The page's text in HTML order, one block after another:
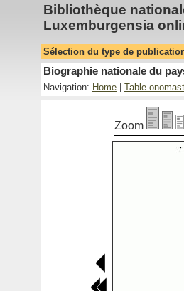
Bibliothèque
Luxemburgensia
Sélection du type de
Biographie nationale du
Navigation: Home Table
Zoom